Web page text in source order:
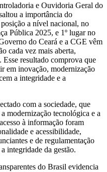
e Ouvidoria Geral do
a importância do
a nível nacional, no
Pública 2025, e 1º lugar no
do Ceará e a CGE vêm
cada vez mais aberta,
Esse resultado comprova que
em inovação, modernização
a integridade e a
com a sociedade, que
modernização tecnológica e a
à informação foram
e acessibilidade,
e de regulamentação
integridade da gestão.
do Brasil evidencia